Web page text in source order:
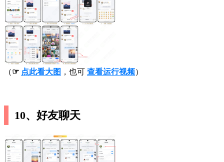
（☞ 点此看大图 ，也可 查看运行视频）
10、好友聊天